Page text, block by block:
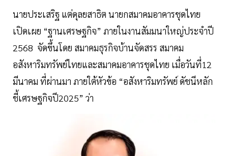
นายประเสริฐ แต่ดุลยสาธิต นายกสมาคมอาคารชุดไทย
เปิดเผย “ฐานเศรษฐกิจ” ภายในงานสัมมนาใหญ่ประจำปี
2568 จัดขึ้นโดย สมาคมธุรกิจบ้านจัดสรร สมาคม
อสังหาริมทรัพย์ไทยและสมาคมอาคารชุดไทย เมื่อวันที่12
มีนาคม ที่ผ่านมา ภายใต้หัวข้อ “อสังหาริมทรัพย์ ดัชนีหลัก
ชี้เศรษฐกิจปี2025” ว่า